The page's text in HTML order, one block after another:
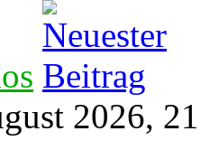
2026,